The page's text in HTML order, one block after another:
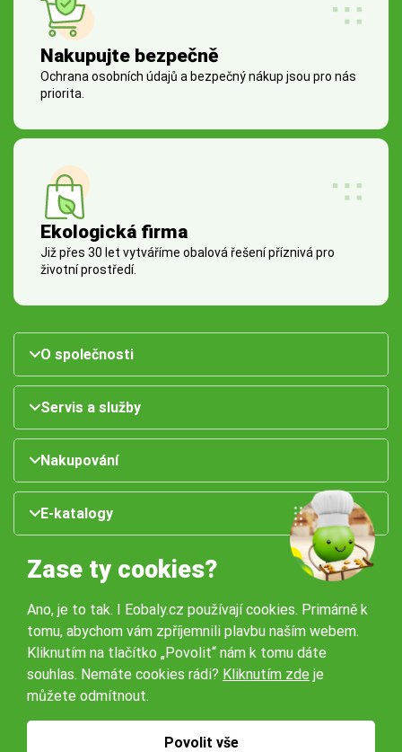
Nakupujte bezpečně
Ochrana osobních údajů a bezpečný nákup jsou pro nás
priorita.
Ekologická firma
Již přes 30 let vytváříme obalová řešení příznivá pro
životní prostředí.
O společnosti
Servis a služby
Nakupování
E-katalogy
Naše pobočky:
Obchodní podmínky
Zase ty cookies?
Ano, je to tak. I Eobaly.cz používají cookies. Primárně k
tomu, abychom vám zpříjemnili plavbu naším webem.
Kliknutím na tlačítko „Povolit“ nám k tomu dáte
souhlas. Nemáte cookies rádi? Kliknutím zde je
můžete odmítnout.
Povolit vše